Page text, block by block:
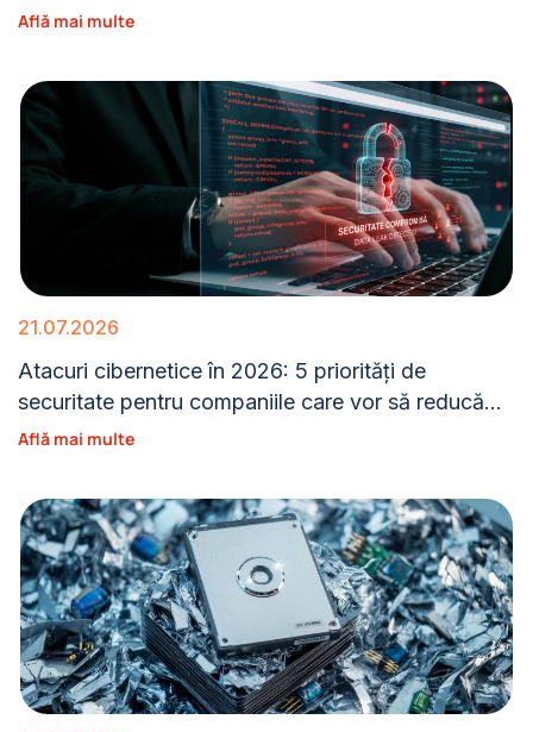
Află mai multe
21.07.2026
Atacuri cibernetice în 2026: 5 priorități de
securitate pentru companiile care vor să reducă
expunerea
Află mai multe